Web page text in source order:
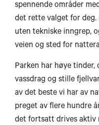
spennende områder
det rette valget for
uten tekniske inngrep,
veien og sted for
Parken har høye tinder,
vassdrag og stille
av det beste vi har av
preget av flere hundre
det fortsatt drives aktiv